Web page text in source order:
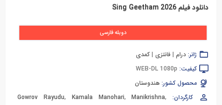
دانلود فیلم Sing Geetham 2026
دوبله فارسی
ژانر: درام | فانتزی | کمدی
کیفیت: WEB-DL 1080p
محصول کشور: هندوستان
کارگردان:
Gowrov Rayudu, Kamala Manohari,Manikrishna,